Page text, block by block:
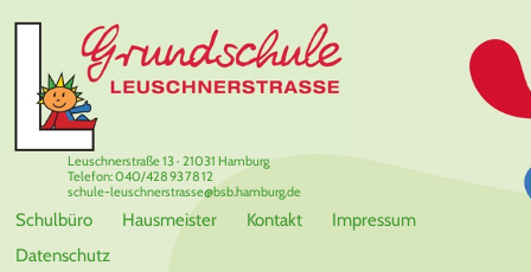
Schulbüro Hausmeister Kontakt
Impressum
Datenschutz
Leuschnerstraße 13 · 21031 Hamburg
Telefon: 040/428 93 78 12
schule-leuschnerstrasse@bsb.hamburg.de